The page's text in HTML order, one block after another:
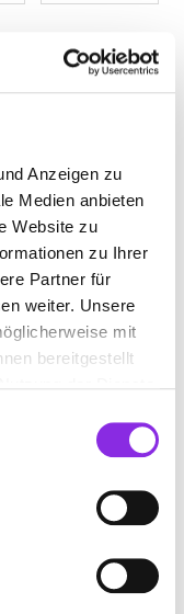
Anzeigen zu
Medien anbieten
Website zu
zu Ihrer
Partner für
weiter. Unsere
mit
bereitgestellt